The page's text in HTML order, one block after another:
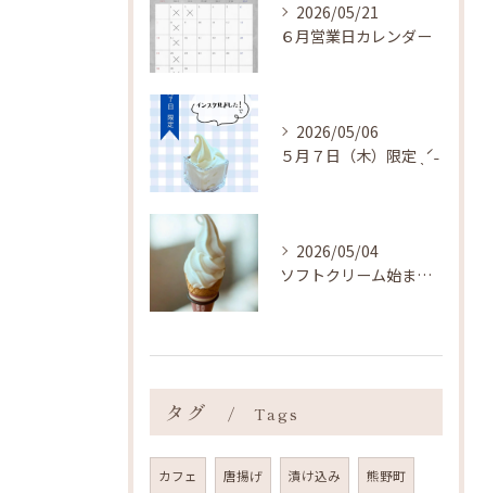
2026/05/21
６月営業日カレンダー
2026/05/06
５月７日（木）限定 ˎˊ˗
2026/05/04
ソフトクリーム始まりました ˎˊ˗
タグ Tags
カフェ 唐揚げ 漬け込み 熊野町